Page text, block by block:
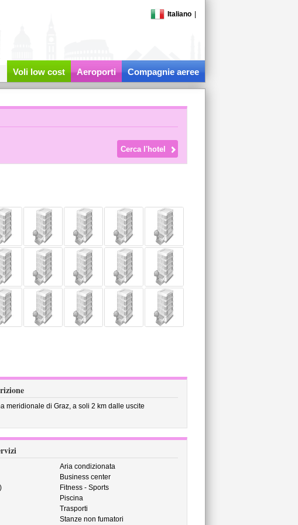
Italiano
Voli low cost Aeroporti Compagnie aeree
meridionale di Graz, a soli 2 km dalle uscite
Aria condizionata
Business center
Fitness - Sports
Piscina
Trasporti
Stanze non fumatori